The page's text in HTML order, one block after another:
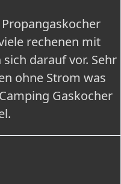
rechenen mit
darauf vor. Sehr
ohne Strom was
Gaskocher